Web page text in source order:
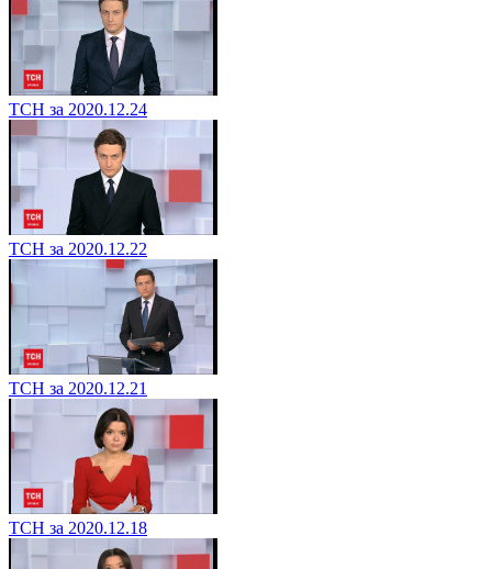
ТСН за 2020.12.24
ТСН за 2020.12.22
ТСН за 2020.12.21
ТСН за 2020.12.18